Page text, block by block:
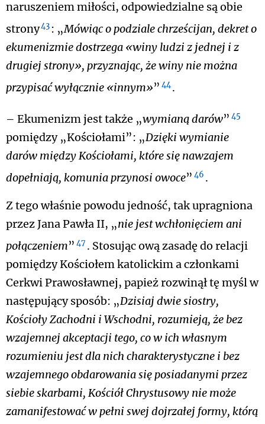
naruszeniem miłości, odpowiedzialne są obie
strony43 : „Mówiąc o podziale chrześcijan, dekret o
ekumenizmie dostrzega «winy ludzi z jednej i z
drugiej strony», przyznając, że winy nie można
przypisać wyłącznie «innym»” 44 .
– Ekumenizm jest także „wymianą darów” 45
pomiędzy „Kościołami”: „Dzięki wymianie
darów między Kościołami, które się nawzajem
dopełniają, komunia przynosi owoce” 46 .
Z tego właśnie powodu jedność, tak upragniona
przez Jana Pawła II, „nie jest wchłonięciem ani
połączeniem” 47 . Stosując ową zasadę do relacji
pomiędzy Kościołem katolickim a członkami
Cerkwi Prawosławnej, papież rozwinął tę myśl w
następujący sposób: „Dzisiaj dwie siostry,
Kościoły Zachodni i Wschodni, rozumieją, że bez
wzajemnej akceptacji tego, co w ich własnym
rozumieniu jest dla nich charakterystyczne i bez
wzajemnego obdarowania się posiadanymi przez
siebie skarbami, Kościół Chrystusowy nie może
zamanifestować w pełni swej dojrzałej formy, którą